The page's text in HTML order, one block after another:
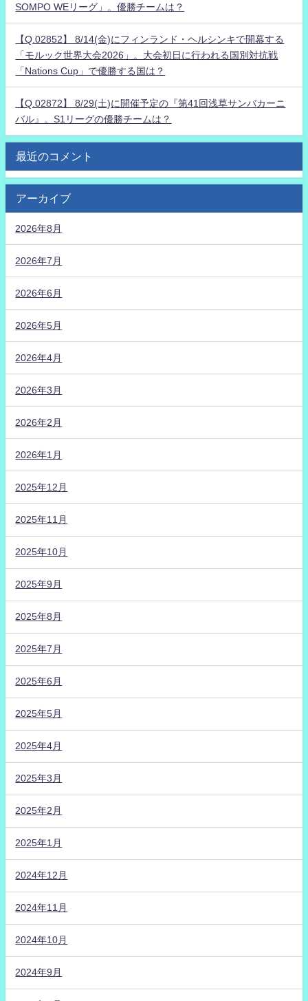
SOMPO WEリーグ」。優勝チームは？
【Q.02852】 8/14(金)にフィンランド・ヘルシンキで開幕する
「モルック世界大会2026」。大会初日に行われる国別対抗戦
「Nations Cup」で優勝する国は？
【Q.02872】 8/29(土)に開催予定の『第41回浅草サンバカーニ
バル』。S1リーグの優勝チームは？
最近のコメント
アーカイブ
2026年8月
2026年7月
2026年6月
2026年5月
2026年4月
2026年3月
2026年2月
2026年1月
2025年12月
2025年11月
2025年10月
2025年9月
2025年8月
2025年7月
2025年6月
2025年5月
2025年4月
2025年3月
2025年2月
2025年1月
2024年12月
2024年11月
2024年10月
2024年9月